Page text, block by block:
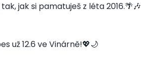
jak si pamatuješ z léta 2016.🌴🎶
už 12.6 ve Vinárně!💖🌙